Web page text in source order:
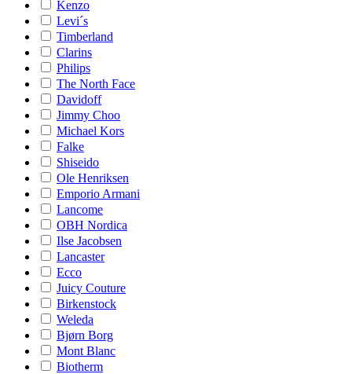
Kenzo
Levi´s
Timberland
Clarins
Philips
The North Face
Davidoff
Jimmy Choo
Michael Kors
Falke
Shiseido
Ole Henriksen
Emporio Armani
Lancome
OBH Nordica
Ilse Jacobsen
Lancaster
Ecco
Juicy Couture
Birkenstock
Weleda
Bjørn Borg
Mont Blanc
Biotherm